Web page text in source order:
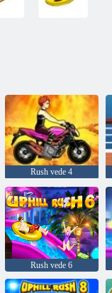
Rush vede 4
Rush vede 6